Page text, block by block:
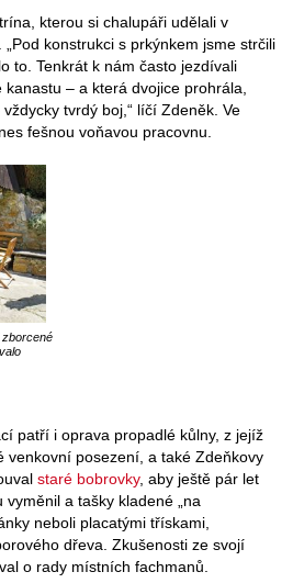
kterou si chalupáři udělali v
konstrukci s prkýnkem jsme strčili
to. Tenkrát k nám často jezdívali
– a která dvojice prohrála,
tvrdý boj,“ líčí Zdeněk. Ve
fešnou voňavou pracovnu.
patří i oprava propadlé kůlny, z jejíž
venkovní posezení, a také Zdeňkovy
staré bobrovky, aby ještě pár let
a tašky kladené „na
neboli placatými třískami,
dřeva. Zkušenosti ze svojí
o rady místních fachmanů.